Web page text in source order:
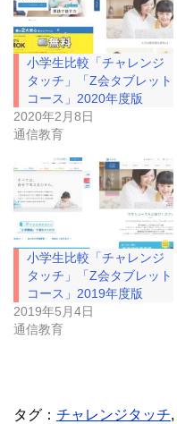
t
t
e
r
で
共
有
(
新
し
い
ウ
ン
ド
ウ
で
開
き
ま
す
)
共
す
に
は
ク
リ
ッ
ク
し
だ
さ
い
新
ィ
ド
ウ
で
開
き
小学生比較「チャレンジ
タッチ」「Z会タブレット
コース」2020年度版
2020年2月8日
通信教育
小学生比較「チャレンジ
タッチ」「Z会タブレット
コース」2019年度版
2019年5月4日
通信教育
タグ： チャレンジタッチ,